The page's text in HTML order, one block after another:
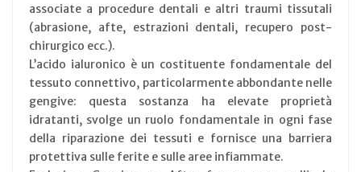
associate a procedure dentali e altri traumi tissutali
(abrasione, afte, estrazioni dentali, recupero post-
chirurgico ecc.).
L’acido ialuronico è un costituente fondamentale del
tessuto connettivo, particolarmente abbondante nelle
gengive: questa sostanza ha elevate proprietà
idratanti, svolge un ruolo fondamentale in ogni fase
della riparazione dei tessuti e fornisce una barriera
protettiva sulle ferite e sulle aree infiammate.